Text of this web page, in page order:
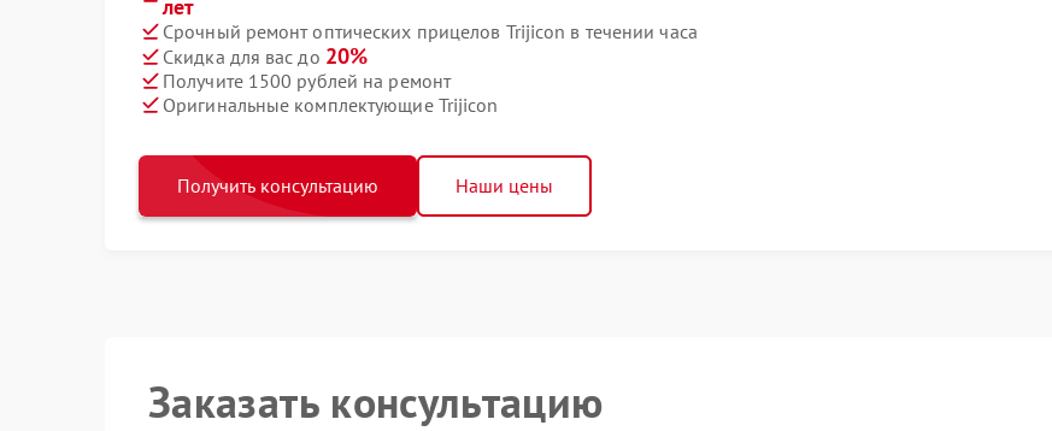
лет
Срочный ремонт оптических прицелов Trijicon в течении часа
Скидка для вас до 20%
Получите 1500 рублей на ремонт
Оригинальные комплектующие Trijicon
Получить консультацию Наши цены
Заказать консультацию